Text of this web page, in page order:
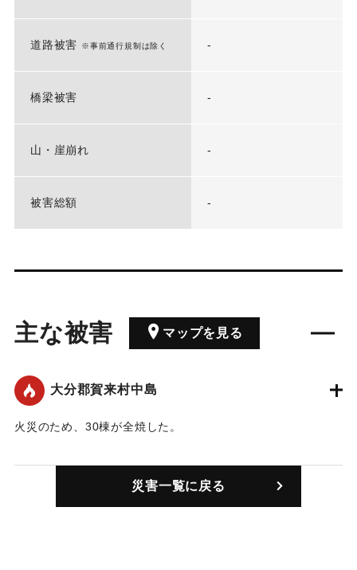
道路被害 ※事前通行規制は除く -
橋梁被害 -
山・崖崩れ -
被害総額 -
主な被害 マップを見る
大分郡賀来村中島
火災のため、30棟が全焼した。
｜固有コード:00366001
災害一覧に戻る